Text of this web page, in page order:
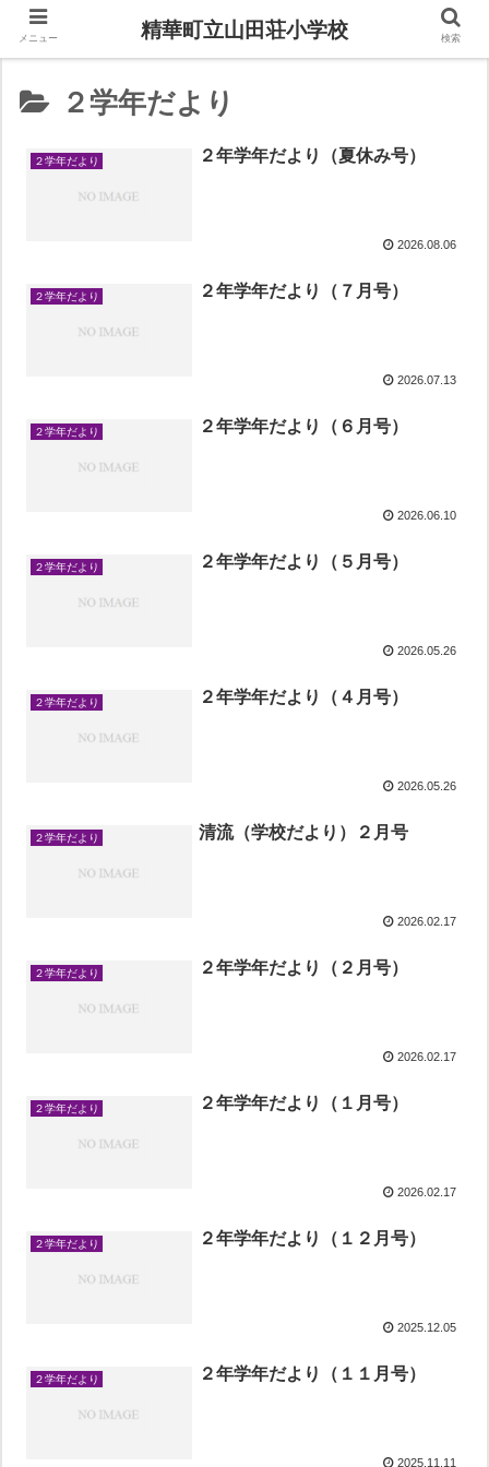
２学年だより
２学年だより ２年学年だより（夏休み号）
2026.08.06
２学年だより ２年学年だより（７月号）
2026.07.13
２学年だより ２年学年だより（６月号）
2026.06.10
２学年だより ２年学年だより（５月号）
2026.05.26
２学年だより ２年学年だより（４月号）
2026.05.26
２学年だより 清流（学校だより）２月号
2026.02.17
２学年だより ２年学年だより（２月号）
2026.02.17
２学年だより ２年学年だより（１月号）
2026.02.17
２学年だより ２年学年だより（１２月号）
2025.12.05
２学年だより ２年学年だより（１１月号）
2025.11.11
メニュー 精華町立山田荘小学校 検索